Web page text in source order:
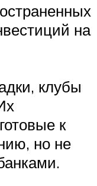
на
клубы
к
но не